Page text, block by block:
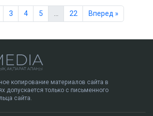
3 4 5 … 22 Вперед »
копирование материалов сайта в
допускается только с письменного
сайта.